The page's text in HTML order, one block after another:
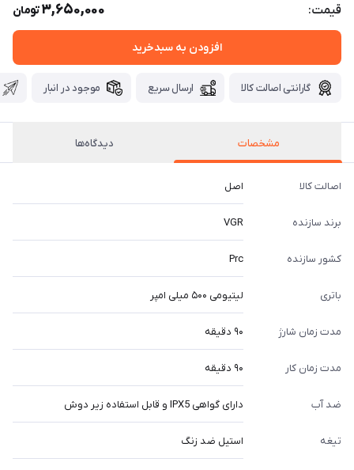
قیمت: 3,650,000تومان
افزودن به سبدخرید
گارانتی اصالت کالا ارسال سریع موجود در انبار
مشخصات دیدگاه‌ها
اصالت کالا اصل
برند سازنده VGR
کشور سازنده Prc
باتری لیتیومی ۵۰۰ میلی امپر
مدت زمان شارژ ۹۰ دقیقه
مدت زمان کار ۹۰ دقیقه
ضد آب دارای گواهی IPX5 و قابل استفاده زیر دوش
تیغه استیل ضد زنگ